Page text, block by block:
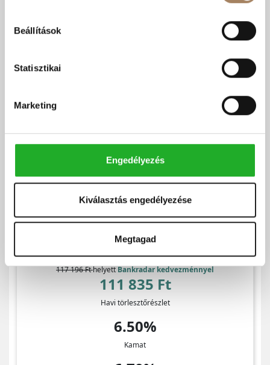
Beállítások
Statisztikai
Marketing
Engedélyezés
Kiválasztás engedélyezése
Megtagad